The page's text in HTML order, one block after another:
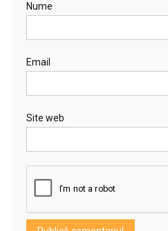
Nume
Email
Site web